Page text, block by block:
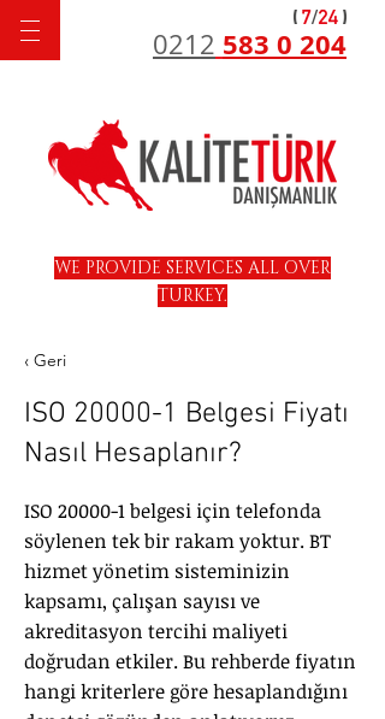
0212 583 0 204
WE PROVIDE SERVICES ALL OVER
TURKEY.
‹ Geri
ISO 20000-1 Belgesi Fiyatı
Nasıl Hesaplanır?
ISO 20000-1 belgesi için telefonda
söylenen tek bir rakam yoktur. BT
hizmet yönetim sisteminizin
kapsamı, çalışan sayısı ve
akreditasyon tercihi maliyeti
doğrudan etkiler. Bu rehberde fiyatın
hangi kriterlere göre hesaplandığını